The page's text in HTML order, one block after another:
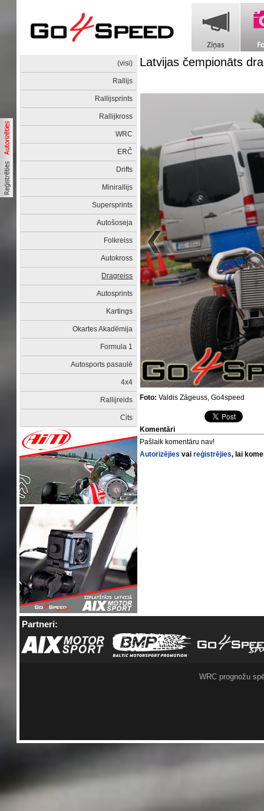
(visi)
Rallijs
Rallijsprints
Rallijkross
WRC
ERČ
Drifts
Minirallijs
Supersprints
Autošoseja
Folkreiss
Autokross
Dragreiss
Autosprints
Kartings
Okartes Akadēmija
Formula 1
Autosports pasaulē
4x4
Rallijreids
Cits
Latvijas čempionāts
Foto: Valdis Zāgeuss, Go4speed
Komentāri
Pašlaik komentāru nav!
Autorizējies vaireģistrējies, lai
Partneri:
WRC prognožu